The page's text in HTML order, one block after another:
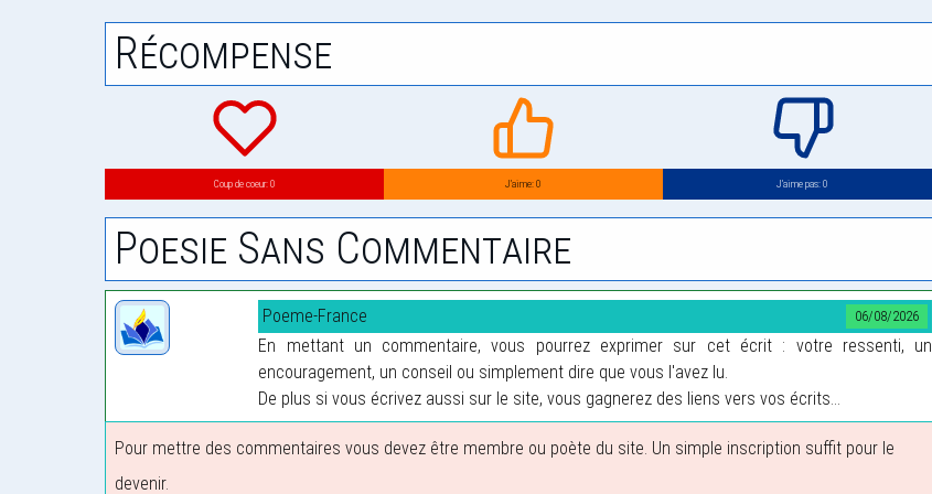
Récompense
Coup de coeur: 0 J’aime: 0 J’aime pas: 0
Poesie Sans Commentaire
06/08/2026
Poeme-France
En mettant un commentaire, vous pourrez exprimer sur cet écrit : votre ressenti, un
encouragement, un conseil ou simplement dire que vous l'avez lu.
De plus si vous écrivez aussi sur le site, vous gagnerez des liens vers vos écrits...
Pour mettre des commentaires vous devez être membre ou poète du site. Un simple inscription suffit pour le
devenir.